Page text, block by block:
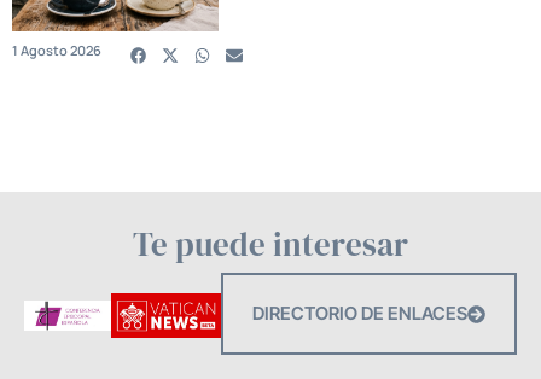
1 Agosto 2026
Te puede interesar
DIRECTORIO DE ENLACES